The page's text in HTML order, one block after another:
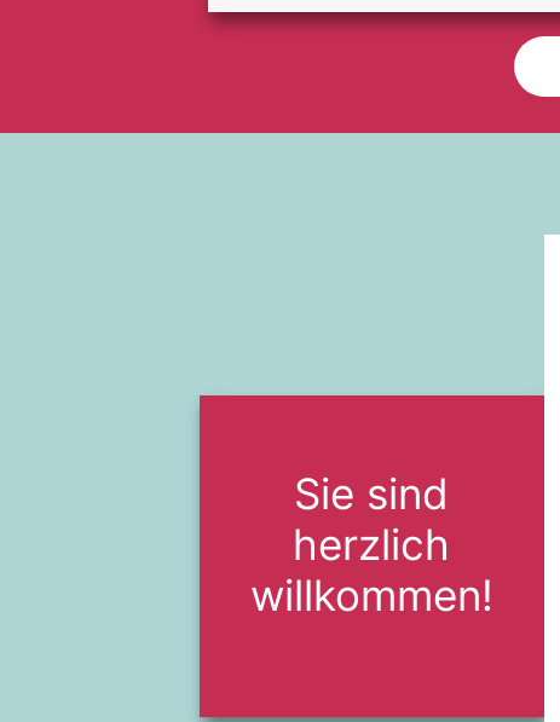
Sie sind
herzlich
willkommen!